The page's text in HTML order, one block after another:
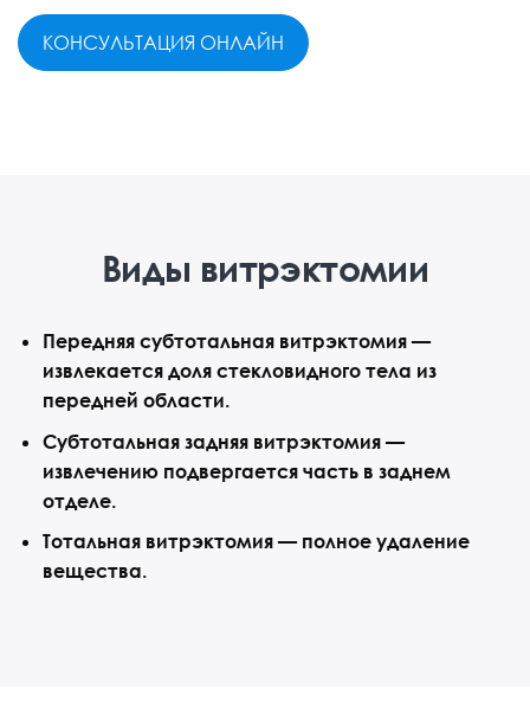
КОНСУЛЬТАЦИЯ ОНЛАЙН
Виды витрэктомии
Передняя субтотальная витрэктомия —
извлекается доля стекловидного тела из
передней области.
Субтотальная задняя витрэктомия —
извлечению подвергается часть в заднем
отделе.
Тотальная витрэктомия — полное удаление
вещества.